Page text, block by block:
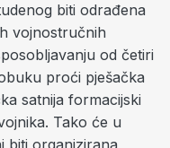
biti odrađena
vojnostručnih
od četiri
proći pješačka
satnija formacijski
Tako će u
biti organizirana